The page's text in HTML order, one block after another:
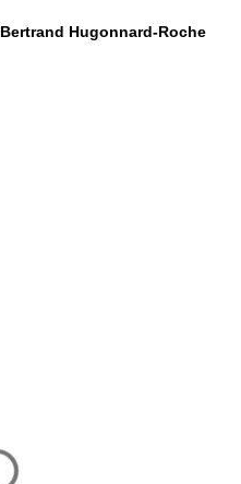
Bertrand Hugonnard-Roche